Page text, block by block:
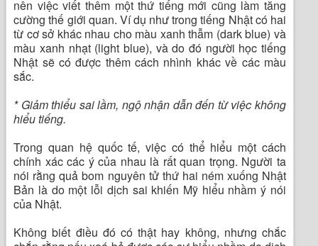
nên việc viết thêm một thứ tiếng mới cũng làm tăng
cường thế giới quan. Ví dụ như trong tiếng Nhật có hai
từ cơ sở khác nhau cho màu xanh thẫm (dark blue) và
màu xanh nhạt (light blue), và do đó người học tiếng
Nhật sẽ có được thêm cách nhình khác về các màu
sắc.
* Giảm thiểu sai lầm, ngộ nhận dẫn đến từ việc không
hiểu tiếng.
Trong quan hệ quốc tế, việc có thể hiểu một cách
chính xác các ý của nhau là rất quan trọng. Người ta
nói rằng quả bom nguyên tử thứ hai ném xuống Nhật
Bản là do một lỗi dịch sai khiến Mỹ hiểu nhầm ý nói
của Nhật.
Không biết điều đó có thật hay không, nhưng chắc